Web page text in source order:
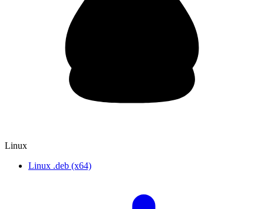
Linux
Linux .deb (x64)